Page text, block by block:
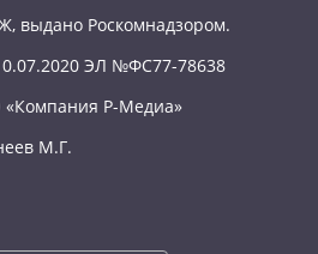
выдано Роскомнадзором.
ЭЛ №ФС77-78638
Р-Медиа»
М.Г.